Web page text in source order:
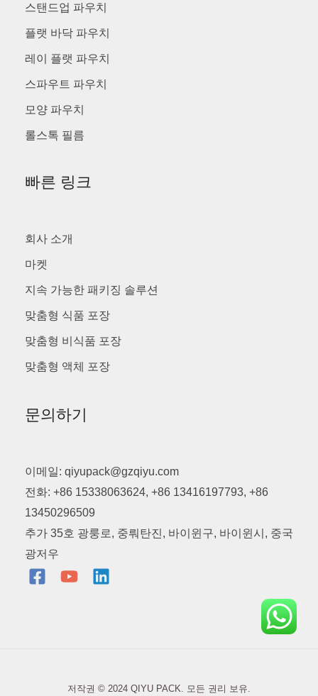
스탠드업 파우치
플랫 바닥 파우치
레이 플랫 파우치
스파우트 파우치
모양 파우치
롤스톡 필름
빠른 링크
회사 소개
마켓
지속 가능한 패키징 솔루션
맞춤형 식품 포장
맞춤형 비식품 포장
맞춤형 액체 포장
문의하기
이메일: qiyupack@gzqiyu.com
전화: +86 15338063624, +86 13416197793, +86
13450296509
추가 35호 광룽로, 중뤄탄진, 바이윈구, 바이윈시, 중국
광저우
저작권 © 2024 QIYU PACK. 모든 권리 보유.